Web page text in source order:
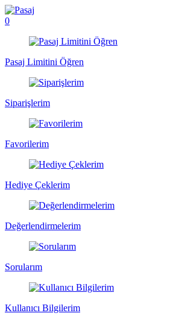
0
Pasaj Limitini Öğren
Siparişlerim
Favorilerim
Hediye Çeklerim
Değerlendirmelerim
Sorularım
Kullanıcı Bilgilerim